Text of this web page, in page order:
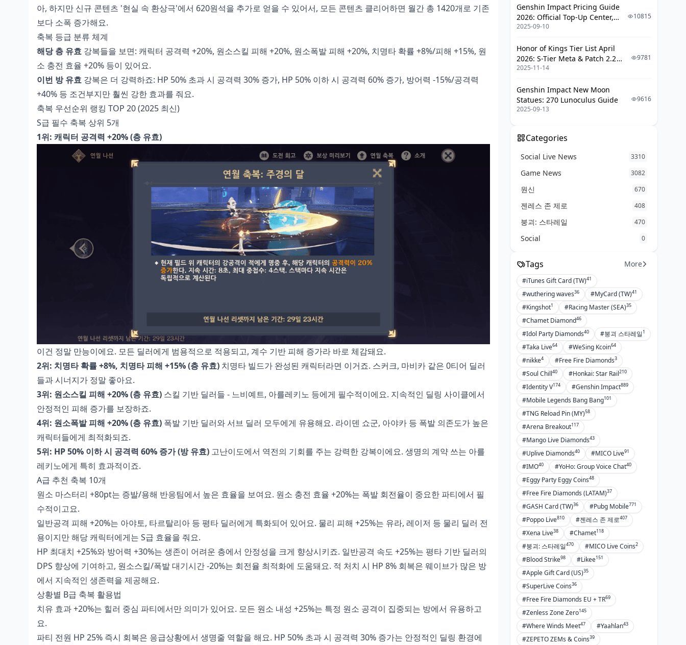
아, 하지만 신규 콘텐츠 '현실 속 환상극'에서 620원석을 추가로 얻을 수 있어서, 모든 콘텐츠 클리어하면 월간 총 1420개로 기존
보다 소폭 증가해요.
축복 등급 분류 체계
해당 층 유효 강복들을 보면: 캐릭터 공격력 +20%, 원소스킬 피해 +20%, 원소폭발 피해 +20%, 치명타 확률 +8%/피해 +15%, 원
소 충전 효율 +20% 등이 있어요.
이번 방 유효 강복은 더 강력하죠: HP 50% 초과 시 공격력 30% 증가, HP 50% 이하 시 공격력 60% 증가, 방어력 -15%/공격력
+40% 등 조건부지만 훨씬 강한 효과를 줘요.
축복 우선순위 랭킹 TOP 20 (2025 최신)
S급 필수 축복 상위 5개
1위: 캐릭터 공격력 +20% (층 유효)
이건 정말 만능이에요. 모든 딜러에게 범용적으로 적용되고, 계수 기반 피해 증가라 바로 체감돼요.
2위: 치명타 확률 +8%, 치명타 피해 +15% (층 유효) 치명타 빌드가 완성된 캐릭터라면 이거죠. 스커크, 마비카 같은 0티어 딜러
들과 시너지가 정말 좋아요.
3위: 원소스킬 피해 +20% (층 유효) 스킬 기반 딜러들 - 느비예트, 아를레키노 등에게 필수적이에요. 지속적인 딜링 사이클에서
안정적인 피해 증가를 보장하죠.
4위: 원소폭발 피해 +20% (층 유효) 폭발 기반 딜러와 서브 딜러 모두에게 유용해요. 라이덴 쇼군, 아야카 등 폭발 의존도가 높은
캐릭터들에게 최적화되죠.
5위: HP 50% 이하 시 공격력 60% 증가 (방 유효) 고난이도에서 역전의 기회를 주는 강력한 강복이에요. 생명의 계약 쓰는 아를
레키노에게 특히 효과적이죠.
A급 추천 축복 10개
원소 마스터리 +80pt는 증발/용해 반응팀에서 높은 효율을 보여요. 원소 충전 효율 +20%는 폭발 회전율이 중요한 파티에서 필
수적이고요.
일반공격 피해 +20%는 아야토, 타르탈리아 등 평타 딜러에게 특화되어 있어요. 물리 피해 +25%는 유라, 레이저 등 물리 딜러 전
용이지만 해당 캐릭터에게는 S급 효율을 줘요.
HP 최대치 +25%와 방어력 +30%는 생존이 어려운 층에서 안정성을 크게 향상시키죠. 일반공격 속도 +25%는 평타 기반 딜러의
DPS 향상에 기여하고, 원소스킬/폭발 대기시간 -20%는 회전율 최적화에 도움돼요. 적 처치 시 HP 8% 회복은 웨이브가 많은 방
에서 지속적인 생존력을 제공해요.
상황별 B급 축복 활용법
치유 효과 +20%는 힐러 중심 파티에서만 의미가 있어요. 모든 원소 내성 +25%는 특정 원소 공격이 집중되는 방에서 유용하고
요.
파티 전원 HP 25% 즉시 회복은 응급상황에서 생명줄 역할을 해요. HP 50% 초과 시 공격력 30% 증가는 안정적인 딜링 환경에
향후 업데이트 예측
선택 전 필수 확인사항
단계별 선택 가이드
최종 검토 포인트
자주 묻는 질문 (FAQ)
Genshin Impact Pricing Guide
2026: Official Top-Up Center,
Platform Differences, and
2025-09-10
10815
Honor of Kings Tier List April
2026: S-Tier Meta & Patch 2.2
Changes
2025-11-14
9781
Genshin Impact New Moon
Statues: 270 Lunoculus Guide
2025-09-13
9616
Categories
Social Live News 3310
Game News 3082
원신 670
젠레스 존 제로 408
붕괴: 스타레일 470
Social 0
Tags More
#iTunes Gift Card (TW)41
#wuthering waves36 #MyCard (TW)41
#Kingshot1 #Racing Master (SEA)35
#Chamet Diamond46
#Idol Party Diamonds40 #붕괴 스타레일1
#Taka Live64 #WeSing Kcoin64
#nikke4 #Free Fire Diamonds3
#Soul Chill40 #Honkai: Star Rail210
#Identity V174 #Genshin Impact889
#Mobile Legends Bang Bang101
#TNG Reload Pin (MY)58
#Arena Breakout117
#Mango Live Diamonds43
#Uplive Diamonds40 #MICO Live91
#IMO40 #YoHo: Group Voice Chat40
#Eggy Party Eggy Coins48
#Free Fire Diamonds (LATAM)37
#GASH Card (TW)36 #Pubg Mobile771
#Poppo Live810 #젠레스 존 제로407
#Xena Live38 #Chamet118
#붕괴: 스타레일470 #MICO Live Coins2
#Blood Strike98 #Likee151
#Apple Gift Card (US)35
#SuperLive Coins36
#Free Fire Diamonds EU + TR69
#Zenless Zone Zero145
#Where Winds Meet47 #Yaahlan43
#ZEPETO ZEMs & Coins39